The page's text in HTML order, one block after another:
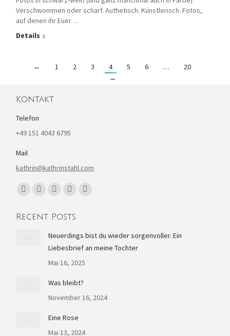
Verschwommen oder scharf. Authetisch. Künstlerisch. Fotos,
auf denen ihr Euer…
Details
← 1 2 3 4 5 6 …
20
→
Kontakt
Telefon
+49 151 4043 6795
Mail
kathrin@kathrinstahl.com
Finden Sie uns auf:
opensopens
new
window
opens
in
new
window
opens
in
new
window
opens
in
new
Recent Posts
Neuerdings bist du wieder sorgenvoller. Ein
Liebesbrief an meine Tochter
Mai 16, 2025
Was bleibt?
November 16, 2024
Eine Rose
Mai 13, 2024